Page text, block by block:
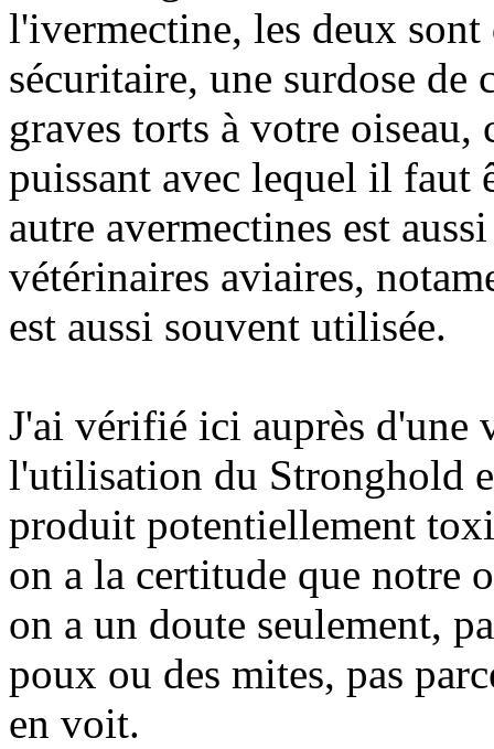
l'ivermectine, les deux sont
sécuritaire, une surdose de
graves torts à votre
puissant avec lequel il faut
autre avermectines est
vétérinaires aviaires,
est aussi souvent utilisée.
J'ai vérifié ici auprès d'une
l'utilisation du Stronghold
produit potentiellement
on a la certitude que notre
on a un doute seulement,
poux ou des mites, pas
en voit.